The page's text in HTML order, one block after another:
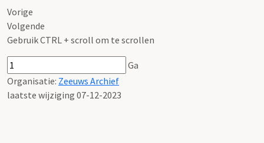
Vorige
Volgende
Gebruik CTRL + scroll om te scrollen
Ga
Organisatie: Zeeuws Archief
laatste wijziging 07-12-2023